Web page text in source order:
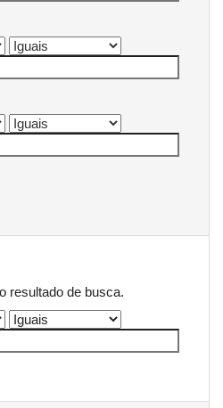
resultado de busca.